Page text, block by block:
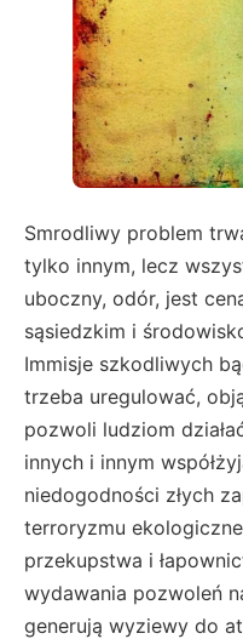
Smrodliwy problem
tylko innym, lecz
uboczny, odór, jest
sąsiedzkim i
Immisje szkodliwych
trzeba uregulować,
pozwoli ludziom
innych i innym
niedogodności złych
terroryzmu
przekupstwa i
wydawania pozwoleń
generują wyziewy do